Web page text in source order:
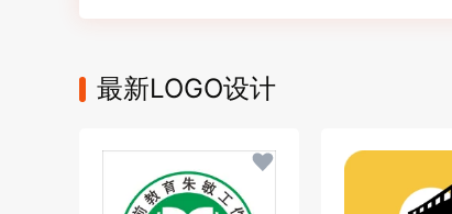
最新LOGO设计